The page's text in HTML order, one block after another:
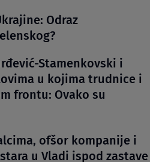
Odraz
Stamenkovski i
u kojima trudnice i
frontu: Ovako su
ofšor kompanije i
u Vladi ispod zastave